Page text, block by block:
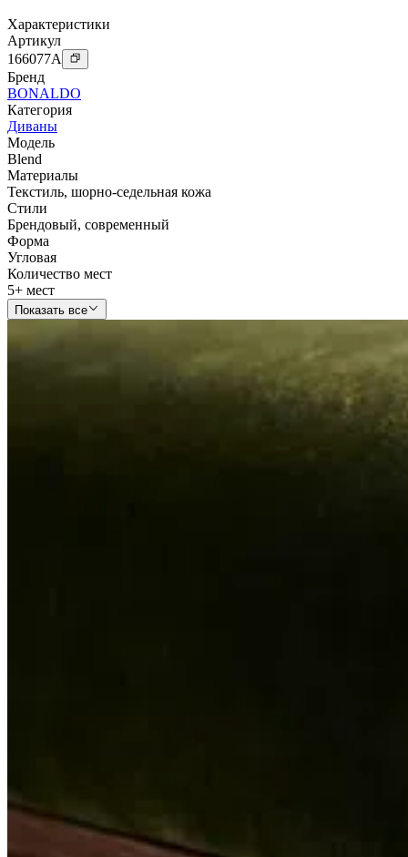
Характеристики
Артикул
166077A
Бренд
BONALDO
Категория
Диваны
Модель
Blend
Материалы
Текстиль, шорно-седельная кожа
Стили
Брендовый, современный
Форма
Угловая
Количество мест
5+ мест
Показать все